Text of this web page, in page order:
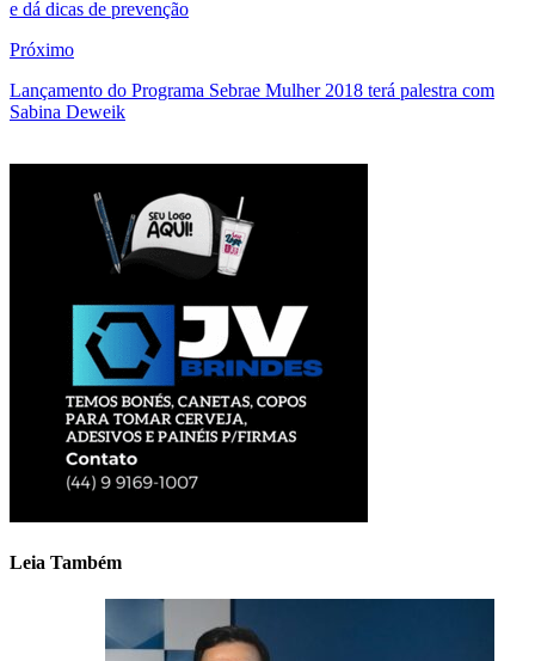
e dá dicas de prevenção
Próximo
Lançamento do Programa Sebrae Mulher 2018 terá palestra com
Sabina Deweik
Leia Também